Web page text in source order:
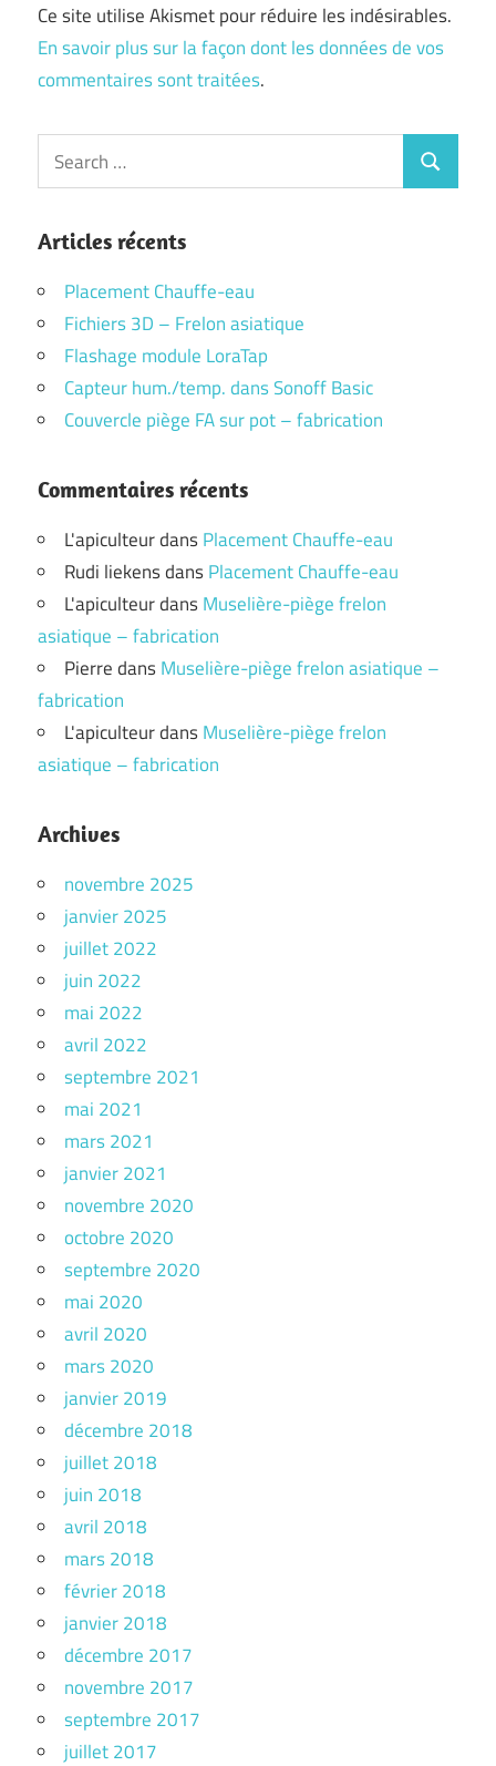
Ce site utilise Akismet pour réduire les indésirables.
En savoir plus sur la façon dont les données de vos
commentaires sont traitées.
Search
for:
Search
Articles récents
Placement Chauffe-eau
Fichiers 3D – Frelon asiatique
Flashage module LoraTap
Capteur hum./temp. dans Sonoff Basic
Couvercle piège FA sur pot – fabrication
Commentaires récents
L'apiculteurdansPlacement Chauffe-eau
Rudi liekensdansPlacement Chauffe-eau
L'apiculteurdansMuselière-piège frelon
asiatique – fabrication
PierredansMuselière-piège frelon asiatique –
fabrication
L'apiculteurdansMuselière-piège frelon
asiatique – fabrication
Archives
novembre 2025
janvier 2025
juillet 2022
juin 2022
mai 2022
avril 2022
septembre 2021
mai 2021
mars 2021
janvier 2021
novembre 2020
octobre 2020
septembre 2020
mai 2020
avril 2020
mars 2020
janvier 2019
décembre 2018
juillet 2018
juin 2018
avril 2018
mars 2018
février 2018
janvier 2018
décembre 2017
novembre 2017
septembre 2017
juillet 2017